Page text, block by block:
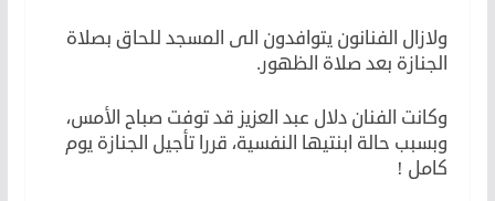
ولازال الفنانون يتوافدون الى المسجد للحاق بصلاة
الجنازة بعد صلاة الظهور.
وكانت الفنان دلال عبد العزيز قد توفت صباح الأمس،
وبسبب حالة ابنتيها النفسية، قررا تأجيل الجنازة يوم
كامل !